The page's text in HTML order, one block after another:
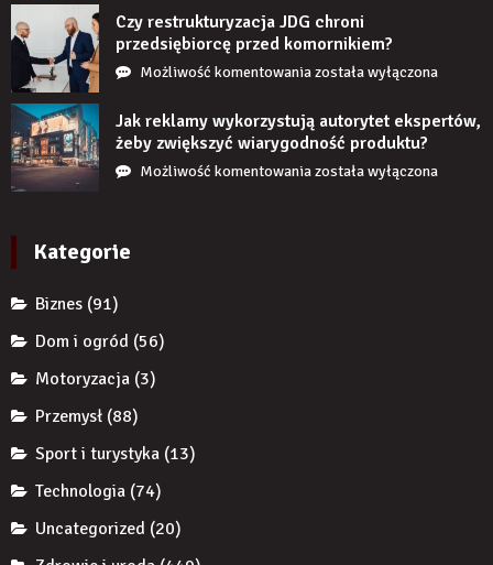
stanie,
jeśli
przez
czas
nie
uzupełnię
braku
Czy restrukturyzacja JDG chroni
przedsiębiorcę przed komornikiem?
Możliwość komentowaniaCzy
JDG
chroni
przedsiębiorcę
została wyłączona
Jak reklamy wykorzystują autorytet ekspertów,
żeby zwiększyć wiarygodność produktu?
Możliwość komentowaniaJak
została wyłączona
Kategorie
Biznes (91)
Dom i ogród (56)
Motoryzacja (3)
Przemysł (88)
Sport i turystyka (13)
Technologia (74)
Uncategorized (20)